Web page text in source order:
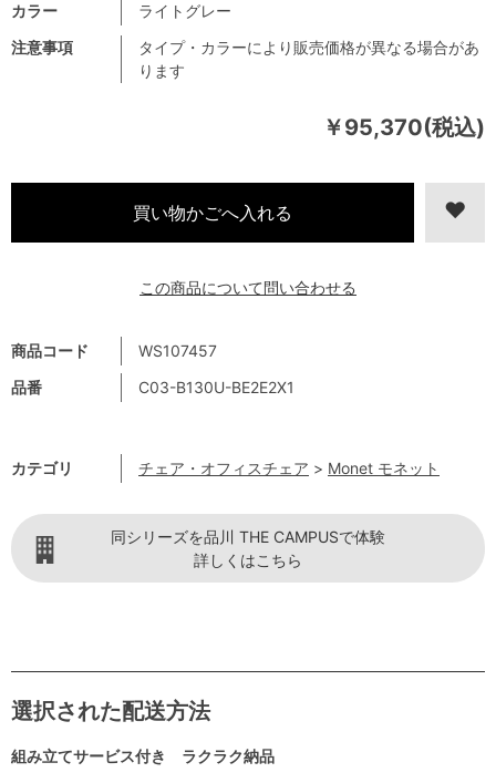
￥95,370(税込)
商品コード
WS107457
品番
C03-B130U-BE2E2X1
カテゴリ チェア・オフィスチェア > Monet モネット
注意事項
タイプ・カラーにより販売価格が異なる場合があ
ります
カラー
ライトグレー
この商品について問い合わせる
同シリーズを品川 THE CAMPUSで体験
詳しくはこちら
選択された配送方法
組み立てサービス付き ラクラク納品